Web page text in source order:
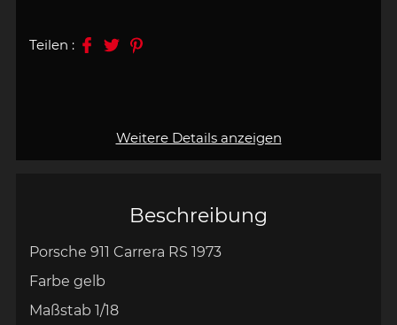
Beschreibung
Porsche 911 Carrera RS 1973
Farbe gelb
Maßstab 1/18
Weitere Details anzeigen
Teilen :